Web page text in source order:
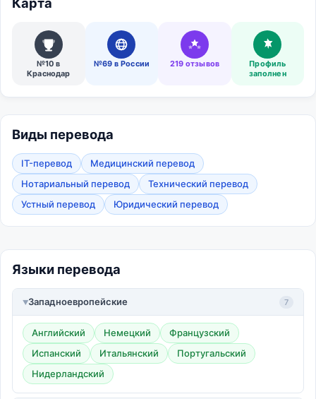
№10 в
Краснодар
№69 в России 219 отзывов
Профиль
заполнен
Виды перевода
IT-перевод
Медицинский перевод
Нотариальный перевод
Технический перевод
Устный перевод
Юридический перевод
Языки перевода
Западноевропейские 7
Английский Немецкий
Французский
Испанский
Итальянский
Португальский
Нидерландский